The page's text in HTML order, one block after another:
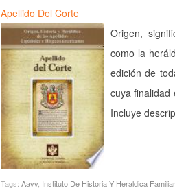
Apellido Del Corte
Origen,
como la
edición de
cuya finalidad
Incluye
Tags: Aavv, Instituto De Historia Y Heraldica Familiar